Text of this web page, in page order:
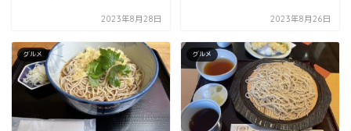
2023年8月28日 2023年8月26日
グルメ グルメ